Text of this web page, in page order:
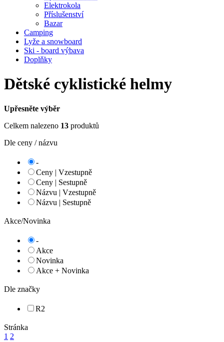
Elektrokola
Příslušenství
Bazar
Camping
Lyže a snowboard
Ski - board výbava
Doplňky
Dětské cyklistické helmy
Upřesněte výběr
Celkem nalezeno 13 produktů
Dle ceny / názvu
-
Ceny | Vzestupně
Ceny | Sestupně
Názvu | Vzestupně
Názvu | Sestupně
Akce/Novinka
-
Akce
Novinka
Akce + Novinka
Dle značky
R2
Stránka
1 2